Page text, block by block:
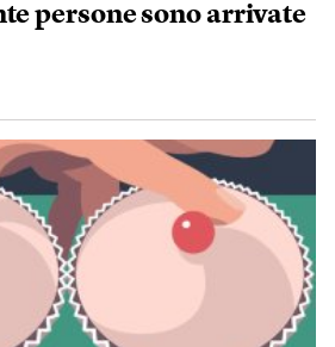
persone sono arrivate